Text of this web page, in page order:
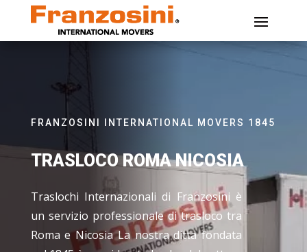
FRANZOSINI INTERNATIONAL MOVERS 1845
TRASLOCO ROMA NICOSIA
Traslochi Internazionali di Franzosini è
un servizio professionale di trasloco tra
Roma e Nicosia La nostra ditta fondata